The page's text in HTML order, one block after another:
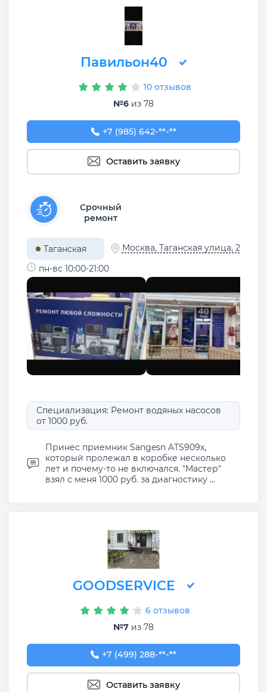
Павильон40
10 отзывов
№6 из 78
+7 (985) 642-33-58
+7 (985) 642-**-**
Оставить заявку
Срочный
ремонт
Таганская
Москва, Таганская улица, 2
пн-вс 10:00-21:00
Специализация: Ремонт водяных насосов
от 1000 руб.
Принес приемник Sangesn ATS909x,
который пролежал в коробке несколько
лет и почему-то не включался. "Мастер"
взял с меня 1000 руб. за диагностику ...
GOODSERVICE
6 отзывов
№7 из 78
+7 (499) 288-05-81
+7 (499) 288-**-**
Оставить заявку